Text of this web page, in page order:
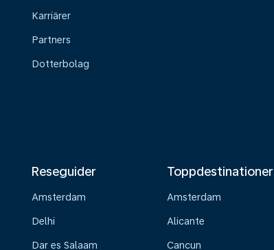
Karriärer
Partners
Dotterbolag
Reseguider
Amsterdam
Delhi
Dar es Salaam
Toppdestinationer
Amsterdam
Alicante
Cancun